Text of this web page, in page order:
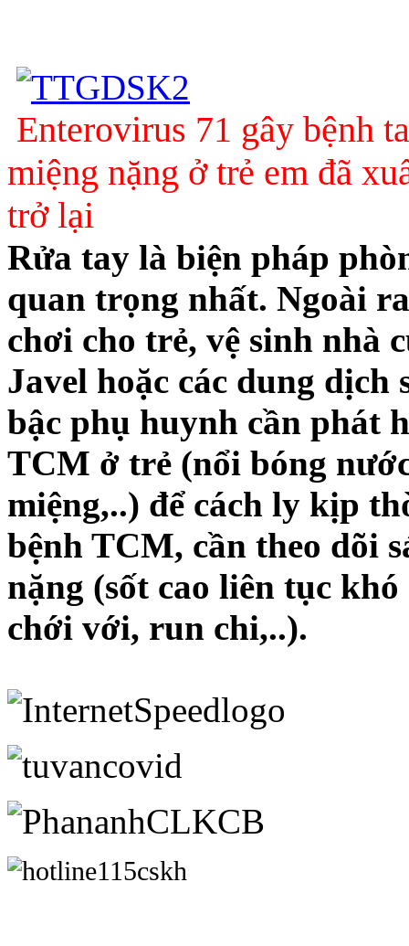
Enterovirus 71 gây bệnh
miệng nặng ở trẻ em đã
trở lại
Rửa tay là biện pháp
quan trọng nhất. Ngoài
chơi cho trẻ, vệ sinh nhà
Javel hoặc các dung
bậc phụ huynh cần phát
TCM ở trẻ (nổi bóng
miệng,..) để cách ly kịp
bệnh TCM, cần theo dõi
nặng (sốt cao liên tục
chới với, run chi,..).